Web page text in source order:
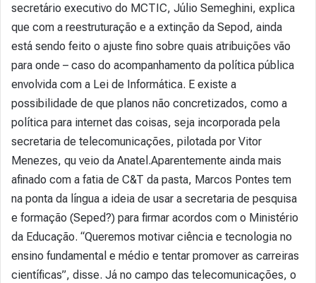
secretário executivo do MCTIC, Júlio Semeghini, explica
que com a reestruturação e a extinção da Sepod, ainda
está sendo feito o ajuste fino sobre quais atribuições vão
para onde – caso do acompanhamento da política pública
envolvida com a Lei de Informática. E existe a
possibilidade de que planos não concretizados, como a
política para internet das coisas, seja incorporada pela
secretaria de telecomunicações, pilotada por Vitor
Menezes, qu veio da Anatel.Aparentemente ainda mais
afinado com a fatia de C&T da pasta, Marcos Pontes tem
na ponta da língua a ideia de usar a secretaria de pesquisa
e formação (Seped?) para firmar acordos com o Ministério
da Educação. “Queremos motivar ciência e tecnologia no
ensino fundamental e médio e tentar promover as carreiras
científicas”, disse. Já no campo das telecomunicações, o